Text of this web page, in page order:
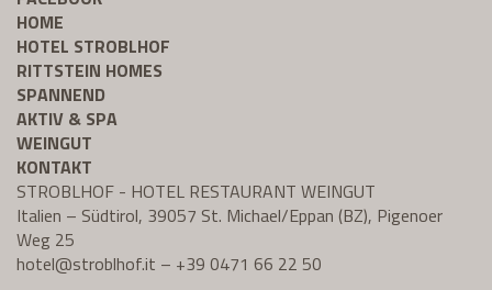
HOME
HOTEL STROBLHOF
RITTSTEIN HOMES
SPANNEND
AKTIV & SPA
WEINGUT
KONTAKT
STROBLHOF - HOTEL RESTAURANT WEINGUT
Italien – Südtirol, 39057 St. Michael/Eppan (BZ), Pigenoer
Weg 25
hotel@stroblhof.it – +39 0471 66 22 50